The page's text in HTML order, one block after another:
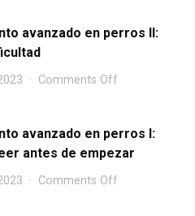
avanzado en perros II:
Comments Off
avanzado en perros I:
antes de empezar
Comments Off